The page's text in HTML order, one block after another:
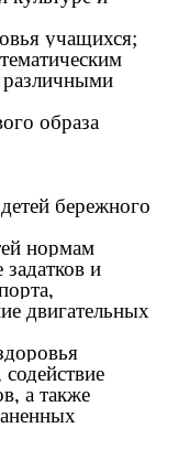
учащихся;
различными
образа
бережного
нормам
и
двигательных
а также